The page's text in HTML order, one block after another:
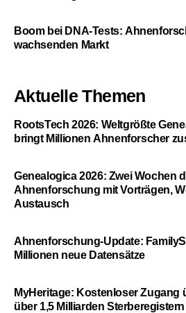
Boom bei DNA-Tests:
wachsenden Markt
Aktuelle Themen
RootsTech 2026: Weltgrößte
bringt Millionen Ahnenforscher
Genealogica 2026: Zwei Wochen
Ahnenforschung mit Vorträgen,
Austausch
Ahnenforschung-Update:
Millionen neue Datensätze
MyHeritage: Kostenloser Zugang
über 1,5 Milliarden Sterberegistern